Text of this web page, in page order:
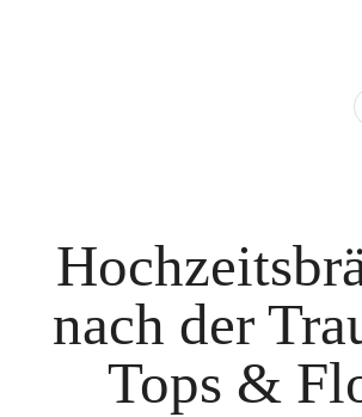
nach der
Tops &